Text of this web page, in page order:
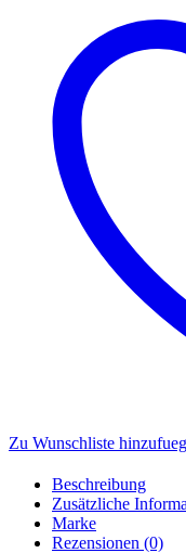
Zu Wunschliste
Beschreibung
Zusätzliche
Marke
Rezensionen (0)